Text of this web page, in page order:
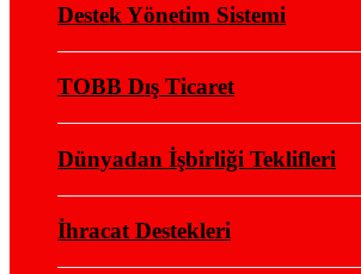
Destek Yönetim Sistemi
TOBB Dış Ticaret
Dünyadan İşbirliği Teklifleri
İhracat Destekleri